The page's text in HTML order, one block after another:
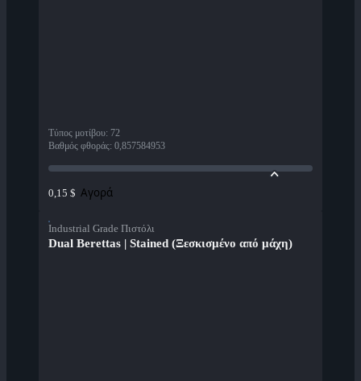
Τύπος μοτίβου: 72
Βαθμός φθοράς: 0,857584953
0,15 $ Αγορά
Industrial Grade Πιστόλι
Dual Berettas | Stained (Ξεσκισμένο από μάχη)